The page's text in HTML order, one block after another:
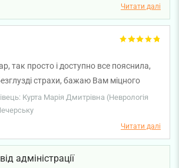
Читати далі
так просто і доступно все пояснила,
страхи, бажаю Вам міцного
Курта Марія Дмитрівна (Неврологія
Читати далі
адміністрації